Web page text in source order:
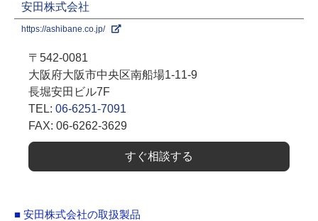
安田株式会社
https://ashibane.co.jp/
〒542-0081
大阪府大阪市中央区南船場1-11-9
長堀安田ビル7F
TEL: 06-6251-7091
FAX: 06-6262-3629
すぐ相談する
■ 安田株式会社の取扱製品